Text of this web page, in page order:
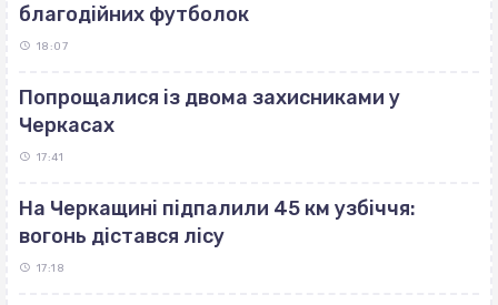
благодійних футболок
18:07
Попрощалися із двома захисниками у
Черкасах
17:41
На Черкащині підпалили 45 км узбіччя:
вогонь дістався лісу
17:18